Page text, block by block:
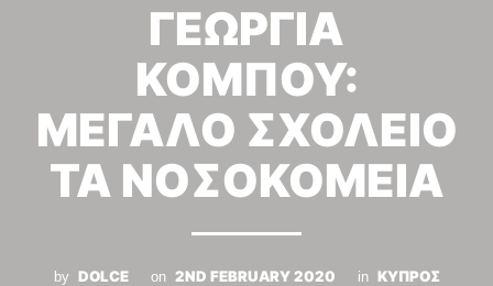
ΓΕΩΡΓΙΑ
ΚΟΜΠΟΥ:
ΜΕΓΑΛΟ ΣΧΟΛΕΙΟ
ΤΑ ΝΟΣΟΚΟΜΕΙΑ
by DOLCE on 2ND FEBRUARY 2020 in ΚΥΠΡΟΣ